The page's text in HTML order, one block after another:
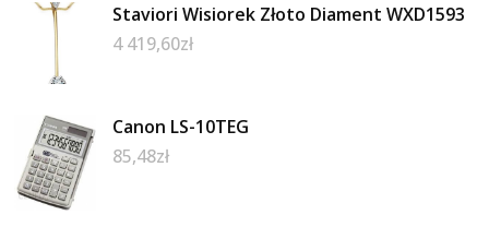
Staviori Wisiorek Złoto Diament WXD1593
4 419,60zł
Canon LS-10TEG
85,48zł